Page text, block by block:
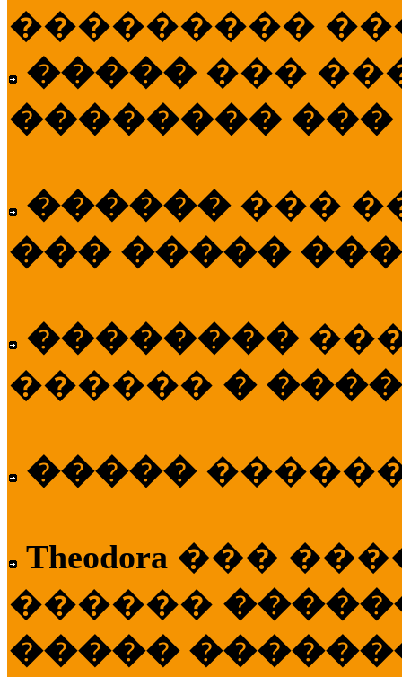
���������
����� ���
�������� ���
������ ���
��� �����
��������
������ �
�����
Theodora ���
������
�����